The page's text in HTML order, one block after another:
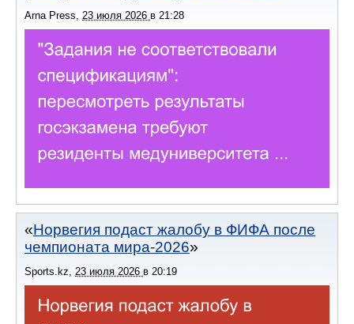
Arna Press 23 июля 2026 в 21:28
Норвегия подаст жалобу в ФИФА после
чемпионата мира-2026
Sports.kz, 23 июля 2026 в 20:19